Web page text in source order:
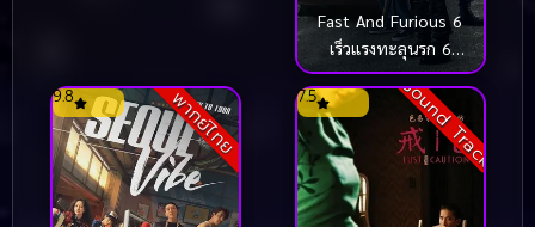
Fast And Furious 6
เร็วแรงทะลุนรก 6
(2013)
พากย์ไทย
9.8 Sound Track
7.5